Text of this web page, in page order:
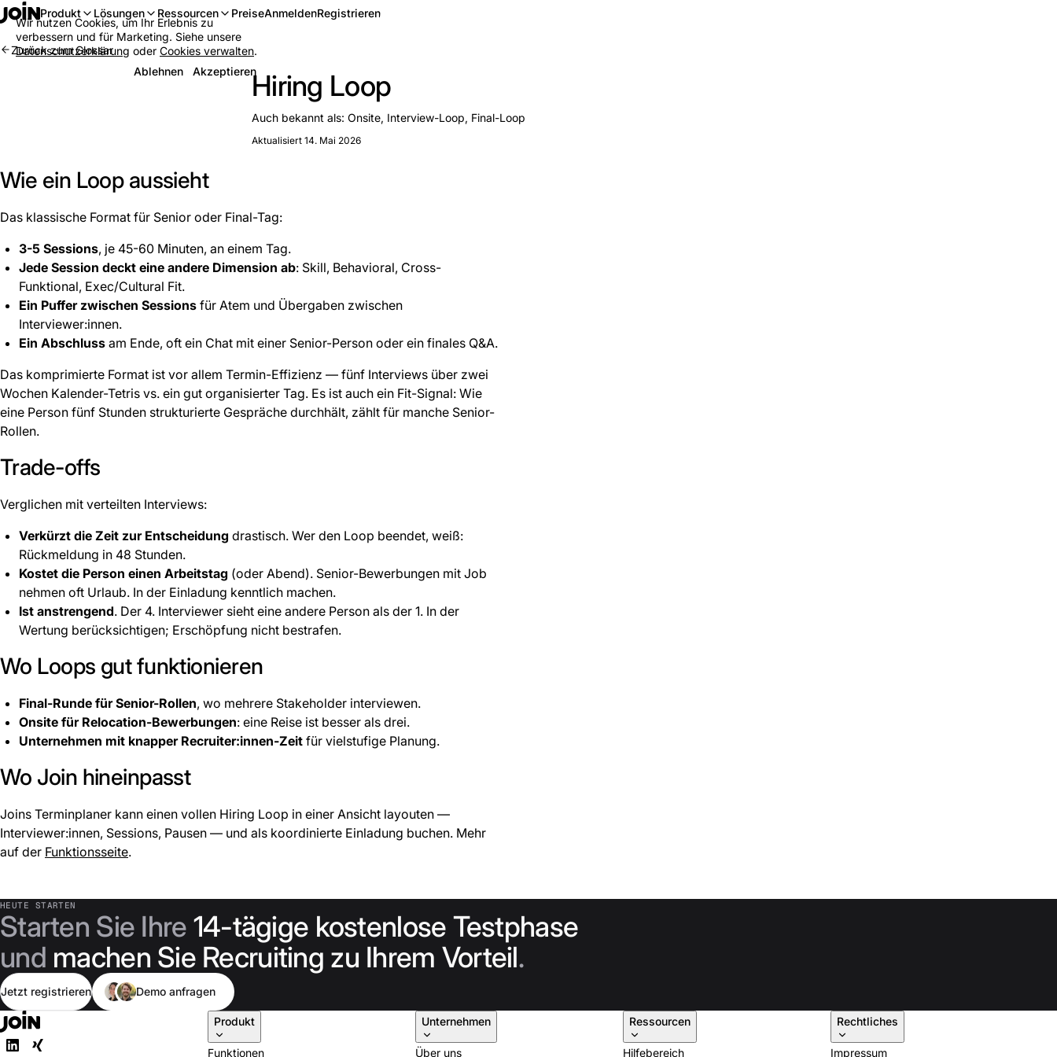
Produkt Lösungen Ressourcen PreiseAnmeldenRegistrieren
Zurück zum Glossar
Hiring Loop
Auch bekannt als: Onsite, Interview-Loop, Final-Loop
Aktualisiert 14. Mai 2026
Wie ein Loop aussieht
Das klassische Format für Senior oder Final-Tag:
3-5 Sessions, je 45-60 Minuten, an einem Tag.
Jede Session deckt eine andere Dimension ab: Skill, Behavioral, Cross-
Funktional, Exec/Cultural Fit.
Ein Puffer zwischen Sessions für Atem und Übergaben zwischen
Interviewer:innen.
Ein Abschluss am Ende, oft ein Chat mit einer Senior-Person oder ein finales Q&A.
Das komprimierte Format ist vor allem Termin-Effizienz — fünf Interviews über zwei
Wochen Kalender-Tetris vs. ein gut organisierter Tag. Es ist auch ein Fit-Signal: Wie
eine Person fünf Stunden strukturierte Gespräche durchhält, zählt für manche Senior-
Rollen.
Trade-offs
Verglichen mit verteilten Interviews:
Verkürzt die Zeit zur Entscheidung drastisch. Wer den Loop beendet, weiß:
Rückmeldung in 48 Stunden.
Kostet die Person einen Arbeitstag (oder Abend). Senior-Bewerbungen mit Job
nehmen oft Urlaub. In der Einladung kenntlich machen.
Ist anstrengend. Der 4. Interviewer sieht eine andere Person als der 1. In der
Wertung berücksichtigen; Erschöpfung nicht bestrafen.
Wo Loops gut funktionieren
Final-Runde für Senior-Rollen, wo mehrere Stakeholder interviewen.
Onsite für Relocation-Bewerbungen: eine Reise ist besser als drei.
Unternehmen mit knapper Recruiter:innen-Zeit für vielstufige Planung.
Wo Join hineinpasst
Joins Terminplaner kann einen vollen Hiring Loop in einer Ansicht layouten —
Interviewer:innen, Sessions, Pausen — und als koordinierte Einladung buchen. Mehr
auf der Funktionsseite.
HEUTE STARTEN
Starten Sie Ihre 14-tägige kostenlose Testphase
und machen Sie Recruiting zu Ihrem Vorteil.
Jetzt registrieren Demo anfragen
Produkt
Funktionen
Unternehmen
Über uns
Ressourcen
Hilfebereich
Rechtliches
Impressum
Wir nutzen Cookies, um Ihr Erlebnis zu
verbessern und für Marketing. Siehe unsere
Datenschutzerklärung oder Cookies verwalten.
Ablehnen
Akzeptieren